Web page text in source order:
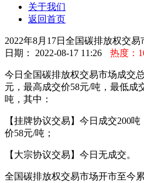
关于我们
返回首页
2022年8月17日全国碳排放权交
日期： 2022-08-17 11:26
热度：
今日全国碳排放权交易市场成交
元，最高成交价58元/吨，最低成
吨，其中：
【挂牌协议交易】今日成交200
价58元/吨；
【大宗协议交易】今日无成交。
全国碳排放权交易市场开市至今